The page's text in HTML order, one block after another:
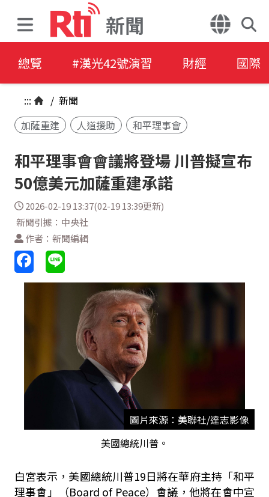
新聞
總覽 #漢光42號演習 財經 國際
::: / 新聞
加薩重建
人道援助 和平理事會
和平理事會會議將登場 川普擬宣布
50億美元加薩重建承諾
2026-02-19 13:37(02-19 13:39更新)
新聞引據：中央社
作者：新聞編輯
圖片來源：美聯社/達志影像
美國總統川普。
白宮表示，美國總統川普19日將在華府主持「和平
理事會」（Board of Peace）會議，他將在會中宣